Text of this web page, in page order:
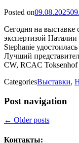
Posted on09.08.2025
Сегодня на выставке
экспертизой
Stephanie
Лучший
CW, RCAC Toksenhof
CategoriesВыставки,
Post navigation
← Older posts
Контакты: